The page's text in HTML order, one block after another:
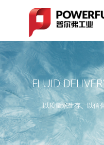
FLUID
以质量求生存、以信